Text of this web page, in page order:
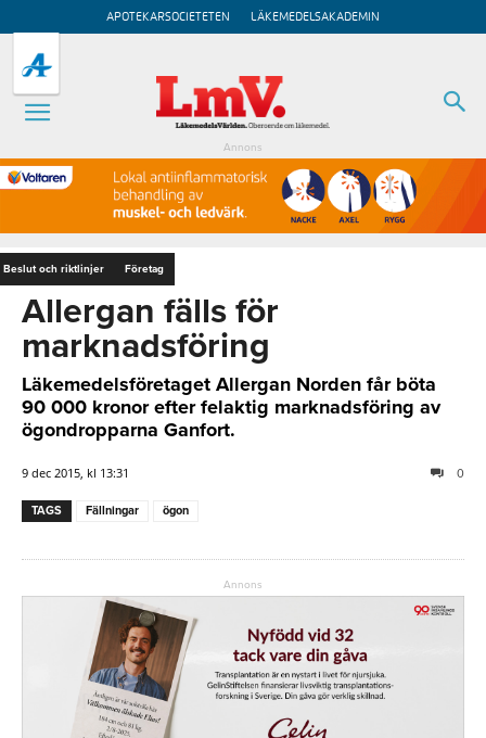
APOTEKARSOCIETETEN LÄKEMEDELSAKADEMIN
Annons
Beslut och riktlinjer Företag
Allergan fälls för
marknadsföring
Läkemedelsföretaget Allergan Norden får böta
90 000 kronor efter felaktig marknadsföring av
ögondropparna Ganfort.
9 dec 2015, kl 13:31 0
TAGS Fällningar ögon
Annons